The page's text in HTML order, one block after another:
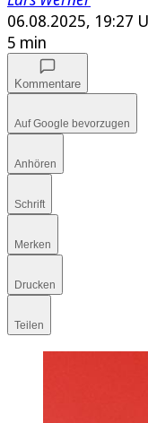
06.08.2025, 19:27
5 min
Kommentare
Auf Google bevorzugen
Anhören
Schrift
Merken
Drucken
Teilen